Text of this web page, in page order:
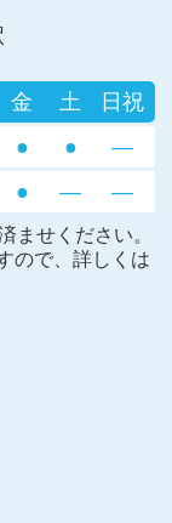
ませください。
ので、詳しくは
金 土 日祝
● ● ―
● ― ―